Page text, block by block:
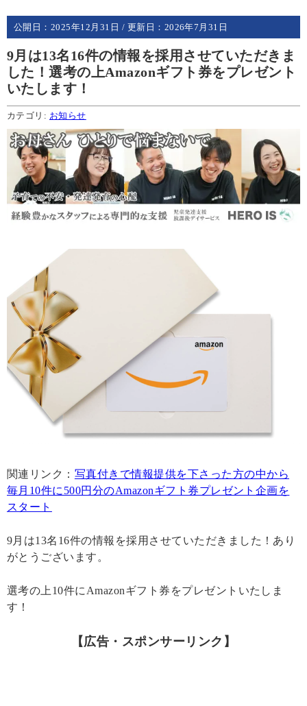
公開日： 2025年12月31日 / 更新日： 2026年7月31日
9月は13名16件の情報を採用させていただきま
した！選考の上Amazonギフト券をプレゼント
いたします！
カテゴリ: お知らせ
関連リンク： 写真付きで情報提供を下さった方の中から
毎月10件に500円分のAmazonギフト券プレゼント企画を
スタート
9月は13名16件の情報を採用させていただきました！あり
がとうございます。
選考の上10件にAmazonギフト券をプレゼントいたしま
す！
【広告・スポンサーリンク】